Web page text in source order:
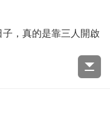
，真的是靠三人開啟